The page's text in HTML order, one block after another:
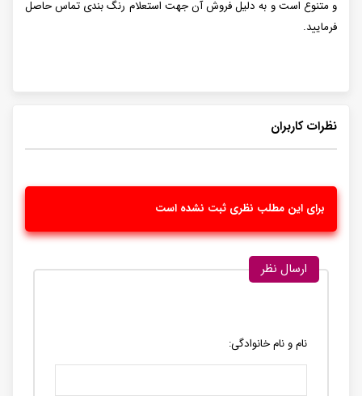
و متنوع است و به دلیل فروش آن جهت استعلام رنگ بندی تماس حاصل
فرمایید.
نظرات کاربران
برای این مطلب نظری ثبت نشده است
ارسال نظر
نام و نام خانوادگی: